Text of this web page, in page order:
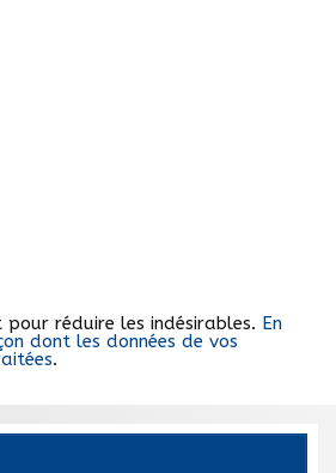
pour réduire les indésirables. En
dont les données de vos
.